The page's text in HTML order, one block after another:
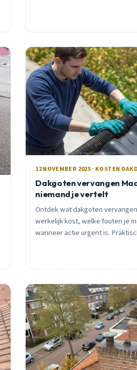
12 NOVEMBER 2025 · KOSTEN
Dakgoten vervangen
niemand je vertelt
Ontdek wat dakgoten
werkelijk kost, welke fouten je
wanneer actie urgent is.